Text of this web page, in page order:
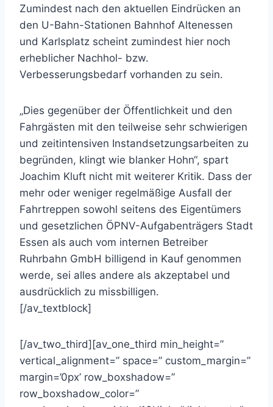
Zumindest nach den aktuellen Eindrücken an
den U-Bahn-Stationen Bahnhof Altenessen
und Karlsplatz scheint zumindest hier noch
erheblicher Nachhol- bzw.
Verbesserungsbedarf vorhanden zu sein.
„Dies gegenüber der Öffentlichkeit und den
Fahrgästen mit den teilweise sehr schwierigen
und zeitintensiven Instandsetzungsarbeiten zu
begründen, klingt wie blanker Hohn“, spart
Joachim Kluft nicht mit weiterer Kritik. Dass der
mehr oder weniger regelmäßige Ausfall der
Fahrtreppen sowohl seitens des Eigentümers
und gesetzlichen ÖPNV-Aufgabenträgers Stadt
Essen als auch vom internen Betreiber
Ruhrbahn GmbH billigend in Kauf genommen
werde, sei alles andere als akzeptabel und
ausdrücklich zu missbilligen.
[/av_textblock]
[/av_two_third][av_one_third min_height=”
vertical_alignment=” space=” custom_margin=”
margin=’0px’ row_boxshadow=”
row_boxshadow_color=”